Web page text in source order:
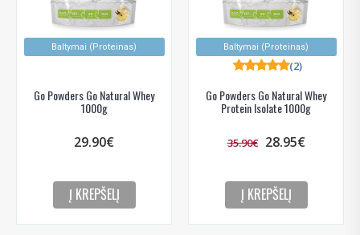
Baltymai (Proteinas)
Go Powders Go Natural Whey
1000g
29.90€
Į KREPŠELĮ
Baltymai (Proteinas)
Go Powders Go Natural Whey
Protein Isolate 1000g
(2)
35.90€ 28.95€
Į KREPŠELĮ